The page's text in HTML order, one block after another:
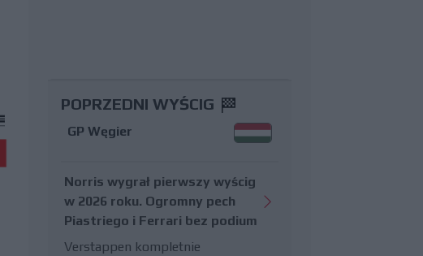
POPRZEDNI WYŚCIG
GP Węgier
Norris wygrał pierwszy wyścig
w 2026 roku. Ogromny pech
Piastriego i Ferrari bez podium
Verstappen kompletnie